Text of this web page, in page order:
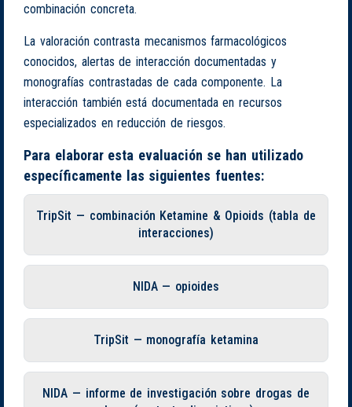
combinación concreta.
La valoración contrasta mecanismos farmacológicos
conocidos, alertas de interacción documentadas y
monografías contrastadas de cada componente. La
interacción también está documentada en recursos
especializados en reducción de riesgos.
Para elaborar esta evaluación se han utilizado
específicamente las siguientes fuentes:
TripSit — combinación Ketamine & Opioids (tabla de
interacciones)
NIDA — opioides
TripSit — monografía ketamina
NIDA — informe de investigación sobre drogas de